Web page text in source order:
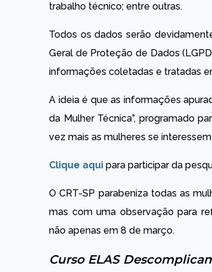
trabalho técnico; entre outras.
Todos os dados serão
Geral de Proteção de Dados
informações coletadas e tratadas
A ideia é que as informações
da Mulher Técnica”, programado
vez mais as mulheres se
Clique aqui para participar da
O CRT-SP parabeniza todas as
mas com uma observação para
não apenas em 8 de março.
Curso ELAS